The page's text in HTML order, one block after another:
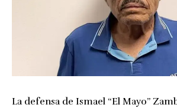
La defensa de Ismael “El Mayo”